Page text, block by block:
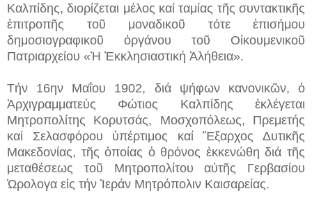
Καλπίδης, διορίζεται μέλος καί ταμίας τῆς συντακτικῆς
ἐπιτροπῆς τοῦ μοναδικοῦ τότε ἐπισήμου
δημοσιογραφικοῦ ὀργάνου τοῦ Οἰκουμενικοῦ
Πατριαρχείου «Ἡ Ἐκκλησιαστική Ἀλήθεια».
Τήν 16ην Μαΐου 1902, διά ψήφων κανονικῶν, ὁ
Ἀρχιγραμματεύς Φώτιος Καλπίδης ἐκλέγεται
Μητροπολίτης Κορυτσάς, Μοσχοπόλεως, Πρεμετής
καί Σελασφόρου ὑπέρτιμος καί Ἔξαρχος Δυτικῆς
Μακεδονίας, τῆς ὁποίας ὁ θρόνος ἐκκενώθη διά τῆς
μεταθέσεως τοῦ Μητροπολίτου αὐτῆς Γερβασίου
Ὠρολογα εἰς τήν Ἱεράν Μητρόπολιν Καισαρείας.